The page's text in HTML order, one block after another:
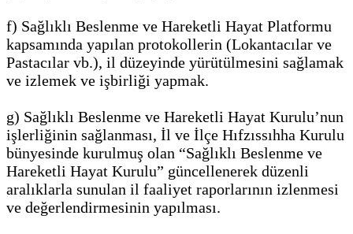
f) Sağlıklı Beslenme ve Hareketli Hayat Platformu
kapsamında yapılan protokollerin (Lokantacılar ve
Pastacılar vb.), il düzeyinde yürütülmesini sağlamak
ve izlemek ve işbirliği yapmak.
g) Sağlıklı Beslenme ve Hareketli Hayat Kurulu’nun
işlerliğinin sağlanması, İl ve İlçe Hıfzıssıhha Kurulu
bünyesinde kurulmuş olan “Sağlıklı Beslenme ve
Hareketli Hayat Kurulu” güncellenerek düzenli
aralıklarla sunulan il faaliyet raporlarının izlenmesi
ve değerlendirmesinin yapılması.